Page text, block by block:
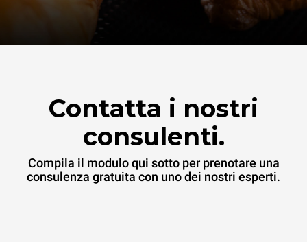
Contatta i nostri
consulenti.
Compila il modulo qui sotto per prenotare una
consulenza gratuita con uno dei nostri esperti.